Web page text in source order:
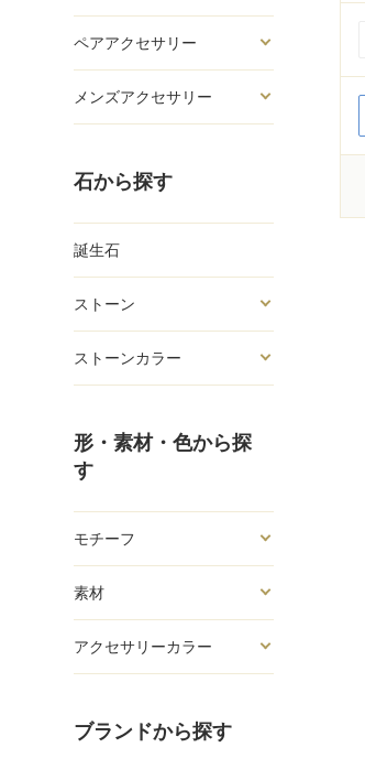
ペアアクセサリー
メンズアクセサリー
石から探す
誕生石
ストーン
ストーンカラー
形・素材・色から探
す
モチーフ
素材
アクセサリーカラー
ブランドから探す